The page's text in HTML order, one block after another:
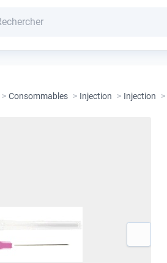
> Consommables > Injection > Injection >